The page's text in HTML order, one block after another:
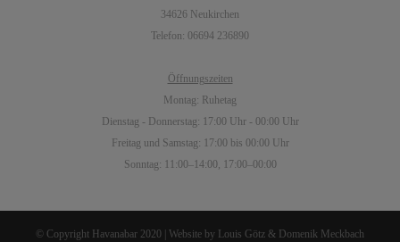
34626 Neukirchen
Telefon: 06694 236890
Öffnungszeiten
Montag: Ruhetag
Dienstag - Donnerstag: 17:00 Uhr - 00:00 Uhr
Freitag und Samstag: 17:00 bis 00:00 Uhr
Sonntag: 11:00–14:00, 17:00–00:00
© Copyright Havanabar 2020 | Website by Louis Götz & Domenik Meckbach